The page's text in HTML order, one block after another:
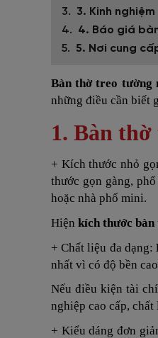
3. Kinh
4. Báo giá
5. Nơi cung
Bàn thờ treo tường
những điều cần biết
1. Bàn
+ Kích thước nhỏ
thước gọn gàng,
hoặc nhà phố mini.
Hiện kích thước
+ Chất liệu đa dạng:
nhất vì có độ bền
Nếu điều kiện tài
nghiệp cao cấp,
+ Kiểu dáng đơn